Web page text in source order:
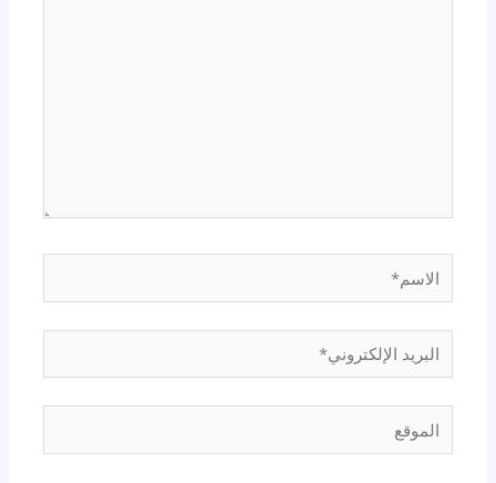
الاسم*
البريد
الإلكتروني*
الموقع